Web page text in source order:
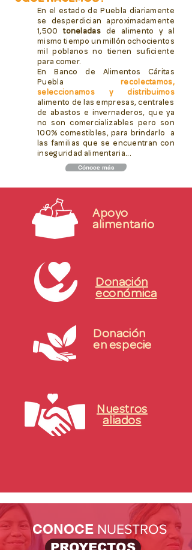
En el estado de Puebla diariamente
se desperdician aproximadamente
1,500toneladas
de alimento y al
mismo tiempo un millón ochocientos
mil poblanos no tienen suficiente
para comer.
En Banco de Alimentos Cáritas
Pueblarecolectamos,
seleccionamos y distribuimos
alimento de las empresas, centrales
de abastos e invernaderos, que ya
no son comercializables pero son
100% comestibles, para brindarlo a
las familias que se encuentran con
inseguridad alimentaria...
Cónoce más
Apoyo
alimentario
Donación
económica
Donación
en especie
Nuestros
aliados
CONOCE​ NUESTROS